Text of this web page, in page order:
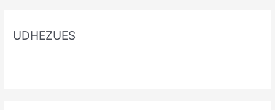
UDHEZUES